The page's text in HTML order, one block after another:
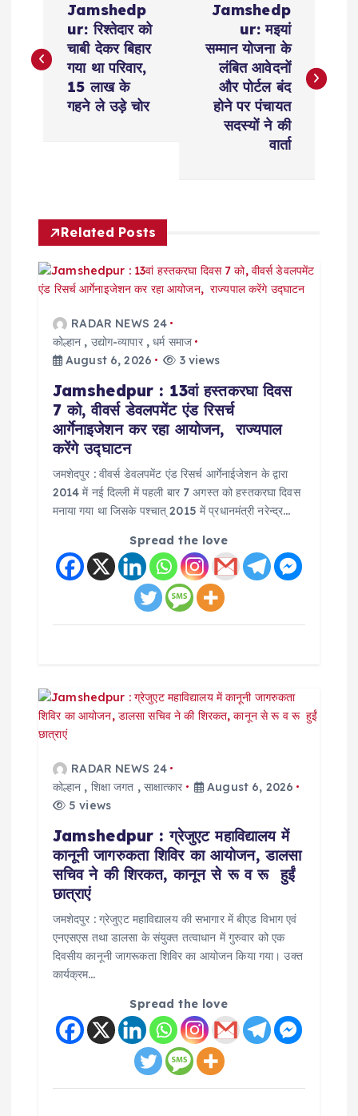
s
v
Jamshedp
ur: रिश्तेदार को
चाबी देकर बिहार
गया था परिवार,
15 लाख के
गहने ले उड़े चोर
Jamshedp
ur: मइयां
सम्मान योजना के
लंबित आवेदनों
और पोर्टल बंद
होने पर पंचायत
सदस्यों ने की
वार्ता
Related Posts
RADAR NEWS 24
कोल्हान , उद्योग-व्यापार,धर्म समाज
August 6, 2026
3 views
Jamshedpur : 13वां हस्तकरघा दिवस
7 को, वीवर्स डेवलपमेंट एंड रिसर्च
आर्गेनाइजेशन कर रहा आयोजन, राज्यपाल
करेंगे उद्घाटन
जमशेदपुर : वीवर्स डेवलपमेंट एंड रिसर्च आर्गेनाईजेशन के द्वारा
2014 में नई दिल्ली में पहली बार 7 अगस्त को हस्तकरघा दिवस
मनाया गया था जिसके पश्चात् 2015 में प्रधानमंत्री नरेन्द्र…
Spread the love
RADAR NEWS 24
कोल्हान , शिक्षा जगत , साक्षात्कार
August 6, 2026
5 views
Jamshedpur : ग्रेजुएट महाविद्यालय में
कानूनी जागरुकता शिविर का आयोजन, डालसा
सचिव ने की शिरकत, कानून से रू व रू हुईं
छात्राएं
जमशेदपुर : ग्रेजुएट महाविद्यालय की सभागार में बीएड विभाग एवं
एनएसएस तथा डालसा के संयुक्त तत्वाधान में गुरुवार को एक
दिवसीय कानूनी जागरूकता शिविर का आयोजन किया गया। उक्त
कार्यक्रम…
Spread the love